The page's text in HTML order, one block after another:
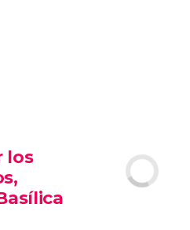
Nueva York VIP
Queens, Brooklyn, el Bronx y
reducidos
los